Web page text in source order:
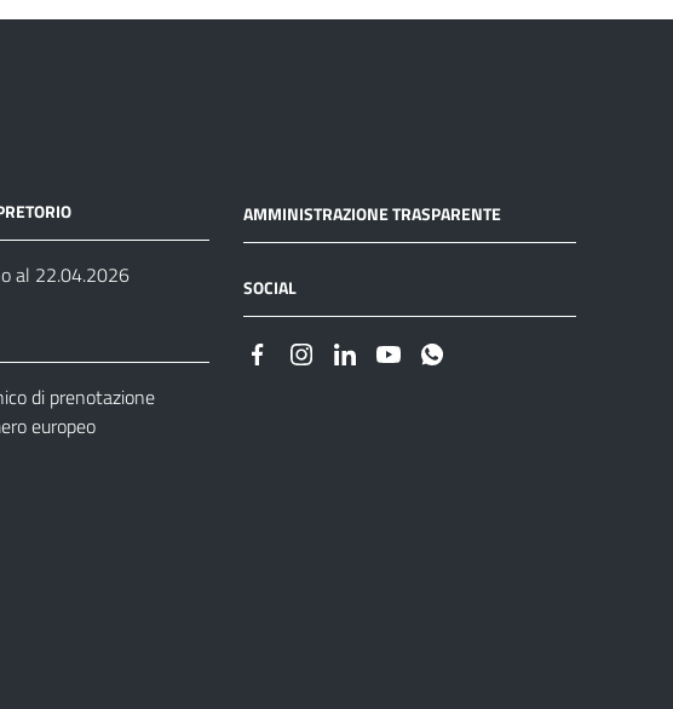
al 22.04.2026
di prenotazione
europeo
AMMINISTRAZIONE TRASPARENTE
SOCIAL